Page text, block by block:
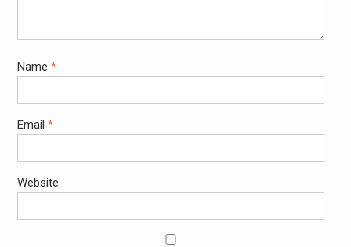
Name *
Email *
Website